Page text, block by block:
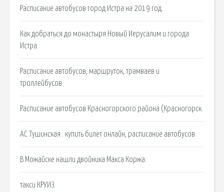
Расписание автобусов город Истра на 2019 год.
Как добраться до монастыря Новый Иерусалим и города
Истра.
Расписание автобусов, маршруток, трамваев и
троллейбусов.
Расписание автобусов Красногорского района (Красногорск.
АС Тушинская : купить билет онлайн, расписание автобусов.
В Можайске нашли двойника Макса Коржа.
такси КРУИЗ.